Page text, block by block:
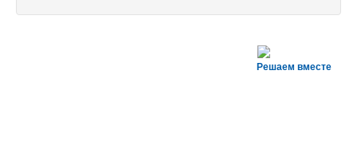
Решаем вместе